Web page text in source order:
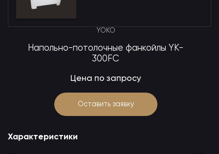
YOKO
Напольно-потолочные фанкойлы YK-
300FC
Цена по запросу
Оставить заявку
Характеристики